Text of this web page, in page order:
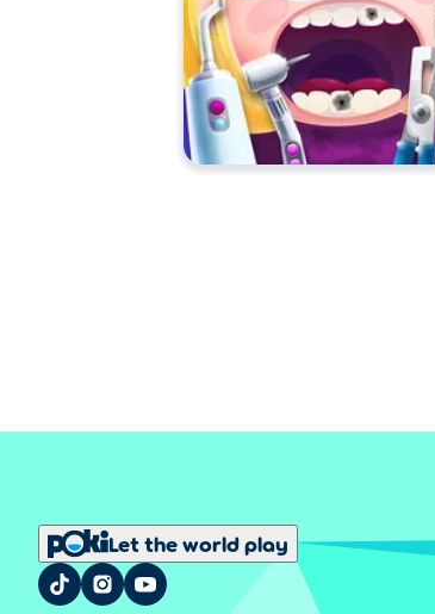
Let the world play